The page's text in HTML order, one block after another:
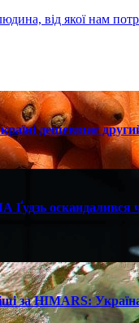
від якої нам
дешевшає
оскандалився
за HIMARS: